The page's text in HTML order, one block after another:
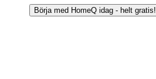
Börja med HomeQ idag - helt gratis!